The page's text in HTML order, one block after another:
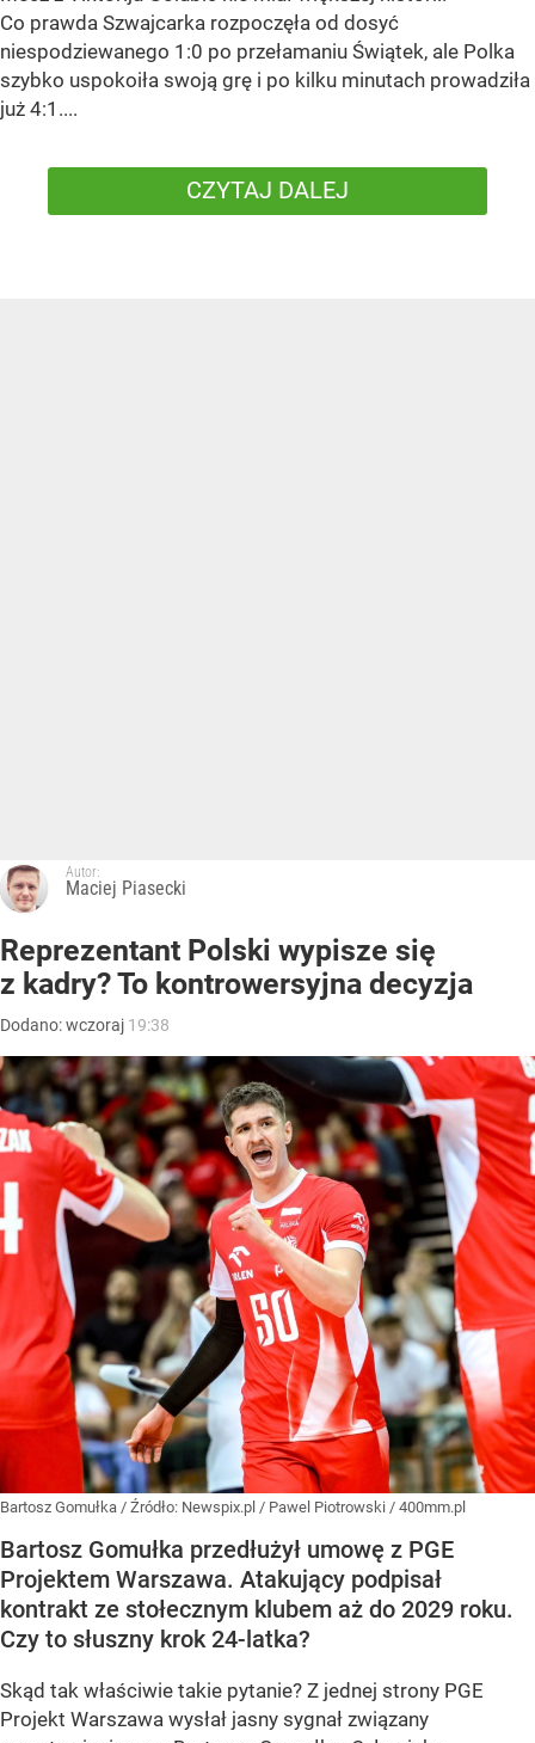
Co prawda Szwajcarka rozpoczęła od dosyć
niespodziewanego 1:0 po przełamaniu Świątek, ale Polka
szybko uspokoiła swoją grę i po kilku minutach prowadziła
już 4:1....
CZYTAJ DALEJ
Autor:
Maciej Piasecki
Reprezentant Polski wypisze się
z kadry? To kontrowersyjna decyzja
Dodano:wczoraj 19:38
Bartosz Gomułka / Źródło: Newspix.pl / Pawel Piotrowski / 400mm.pl
Bartosz Gomułka przedłużył umowę z PGE
Projektem Warszawa. Atakujący podpisał
kontrakt ze stołecznym klubem aż do 2029 roku.
Czy to słuszny krok 24-latka?
Skąd tak właściwie takie pytanie? Z jednej strony PGE
Projekt Warszawa wysłał jasny sygnał związany